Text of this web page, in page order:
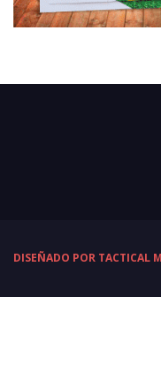
DISEÑADO POR TACTICAL